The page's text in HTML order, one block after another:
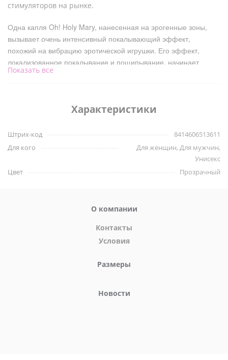
стимуляторов на рынке.
Одна капля Oh! Holy Mary, нанесенная на эрогенные зоны,
вызывает очень интенсивный покалывающий эффект,
похожий на вибрацию эротической игрушки. Его эффект,
локализованное покалывание и пощипывание, начинает
ощущаться уже через 15-30 секунд после нанесения и может
Oh! Holy Mary Pleasure Oil: мощный стимулятор, действие
интенсивном и продолжительном эффекте вибрации.
Mary Sliding Gel.
Масло с вибрирующим эффектом для интимных зон.
Не содержит парабенов.
Показать все
Характеристики
Штрих-код
8414606513611
Для кого
Для женщин, Для мужчин,
Унисекс
Цвет
Прозрачный
О компании
Контакты
Условия
Размеры
Новости